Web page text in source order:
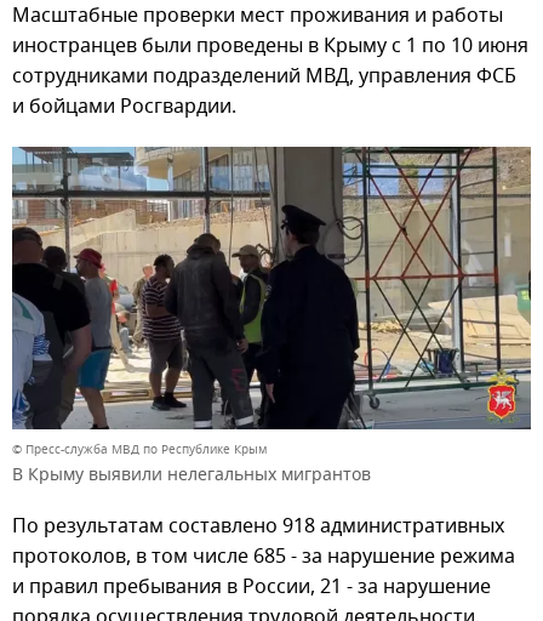
Масштабные проверки мест проживания и работы
иностранцев были проведены в Крыму с 1 по 10 июня
сотрудниками подразделений МВД, управления ФСБ
и бойцами Росгвардии.
© Пресс-служба МВД по Республике Крым
В Крыму выявили нелегальных мигрантов
По результатам составлено 918 административных
протоколов, в том числе 685 - за нарушение режима
и правил пребывания в России, 21 - за нарушение